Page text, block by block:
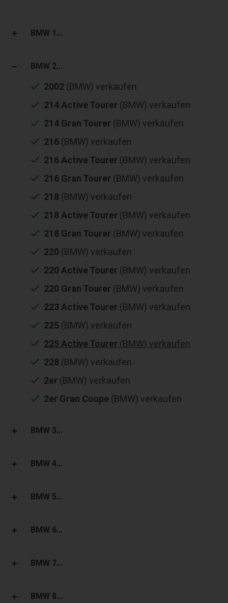
BMW 1...
BMW 2...
2002 (BMW) verkaufen
214 Active Tourer (BMW) verkaufen
214 Gran Tourer (BMW) verkaufen
216 (BMW) verkaufen
216 Active Tourer (BMW) verkaufen
216 Gran Tourer (BMW) verkaufen
218 (BMW) verkaufen
218 Active Tourer (BMW) verkaufen
218 Gran Tourer (BMW) verkaufen
220 (BMW) verkaufen
220 Active Tourer (BMW) verkaufen
220 Gran Tourer (BMW) verkaufen
223 Active Tourer (BMW) verkaufen
225 (BMW) verkaufen
225 Active Tourer (BMW) verkaufen
228 (BMW) verkaufen
2er (BMW) verkaufen
2er Gran Coupe (BMW) verkaufen
BMW 3...
BMW 4...
BMW 5...
BMW 6...
BMW 7...
BMW 8...